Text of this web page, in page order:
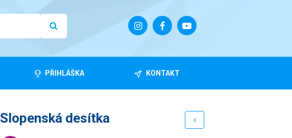
PŘIHLÁŠKA KONTAKT
Slopenská desítka